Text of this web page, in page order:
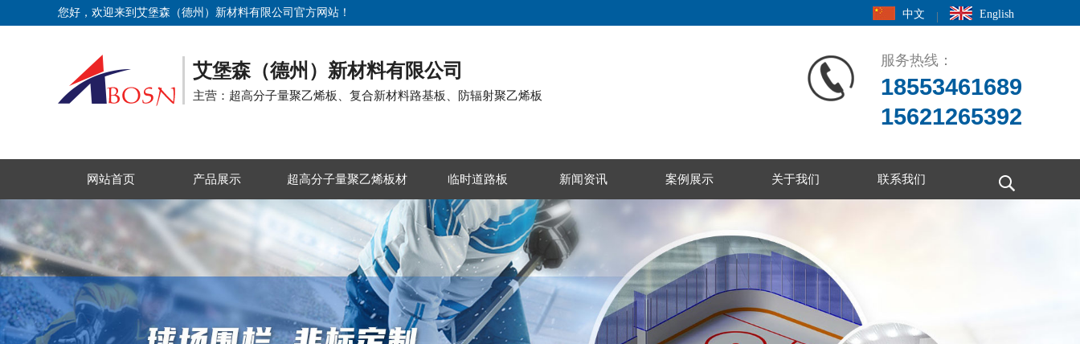
您好，欢迎来到艾堡森（德州）新材料有限公司官方网站！ 中文 English
艾堡森（德州）新材料有限公司
主营：超高分子量聚乙烯板、复合新材料路基板、防辐射聚乙烯板
服务热线：
18553461689
15621265392
网站首页 产品展示 超高分子量聚乙烯板材 临时道路板 新闻资讯 案例展示 关于我们 联系我们